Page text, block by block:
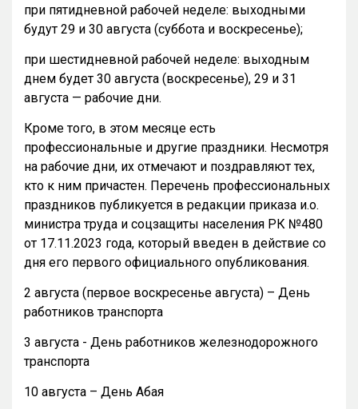
при пятидневной рабочей неделе: выходными
будут 29 и 30 августа (суббота и воскресенье);
при шестидневной рабочей неделе: выходным
днем будет 30 августа (воскресенье), 29 и 31
августа — рабочие дни.
Кроме того, в этом месяце есть
профессиональные и другие праздники. Несмотря
на рабочие дни, их отмечают и поздравляют тех,
кто к ним причастен. Перечень профессиональных
праздников публикуется в редакции приказа и.о.
министра труда и соцзащиты населения РК №480
от 17.11.2023 года, который введен в действие со
дня его первого официального опубликования.
2 августа (первое воскресенье августа) – День
работников транспорта
3 августа - День работников железнодорожного
транспорта
10 августа – День Абая